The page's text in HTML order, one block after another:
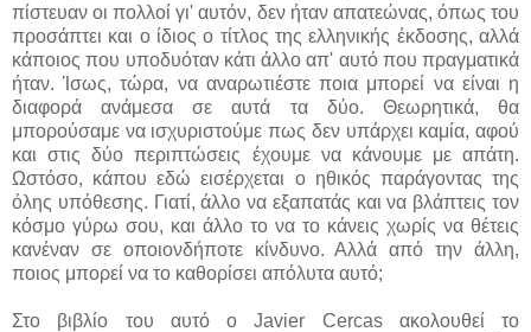
πίστευαν οι πολλοί γι' αυτόν, δεν ήταν απατεώνας, όπως του
προσάπτει και ο ίδιος ο τίτλος της ελληνικής έκδοσης, αλλά
κάποιος που υποδυόταν κάτι άλλο απ' αυτό που πραγματικά
ήταν. Ίσως, τώρα, να αναρωτιέστε ποια μπορεί να είναι η
διαφορά ανάμεσα σε αυτά τα δύο. Θεωρητικά, θα
μπορούσαμε να ισχυριστούμε πως δεν υπάρχει καμία, αφού
και στις δύο περιπτώσεις έχουμε να κάνουμε με απάτη.
Ωστόσο, κάπου εδώ εισέρχεται ο ηθικός παράγοντας της
όλης υπόθεσης. Γιατί, άλλο να εξαπατάς και να βλάπτεις τον
κόσμο γύρω σου, και άλλο το να το κάνεις χωρίς να θέτεις
κανέναν σε οποιονδήποτε κίνδυνο. Αλλά από την άλλη,
ποιος μπορεί να το καθορίσει απόλυτα αυτό;
Στο βιβλίο του αυτό ο Javier Cercas ακολουθεί το